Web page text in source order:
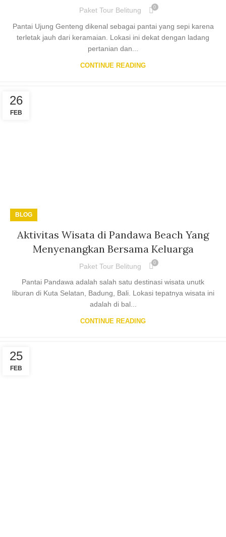
Paket Tour Belitung 0
Pantai Ujung Genteng dikenal sebagai pantai yang sepi karena
terletak jauh dari keramaian. Lokasi ini dekat dengan ladang
pertanian dan...
CONTINUE READING
26
FEB
BLOG
Aktivitas Wisata di Pandawa Beach Yang
Menyenangkan Bersama Keluarga
Paket Tour Belitung 0
Pantai Pandawa adalah salah satu destinasi wisata unutk
liburan di Kuta Selatan, Badung, Bali. Lokasi tepatnya wisata ini
adalah di bal...
CONTINUE READING
25
FEB